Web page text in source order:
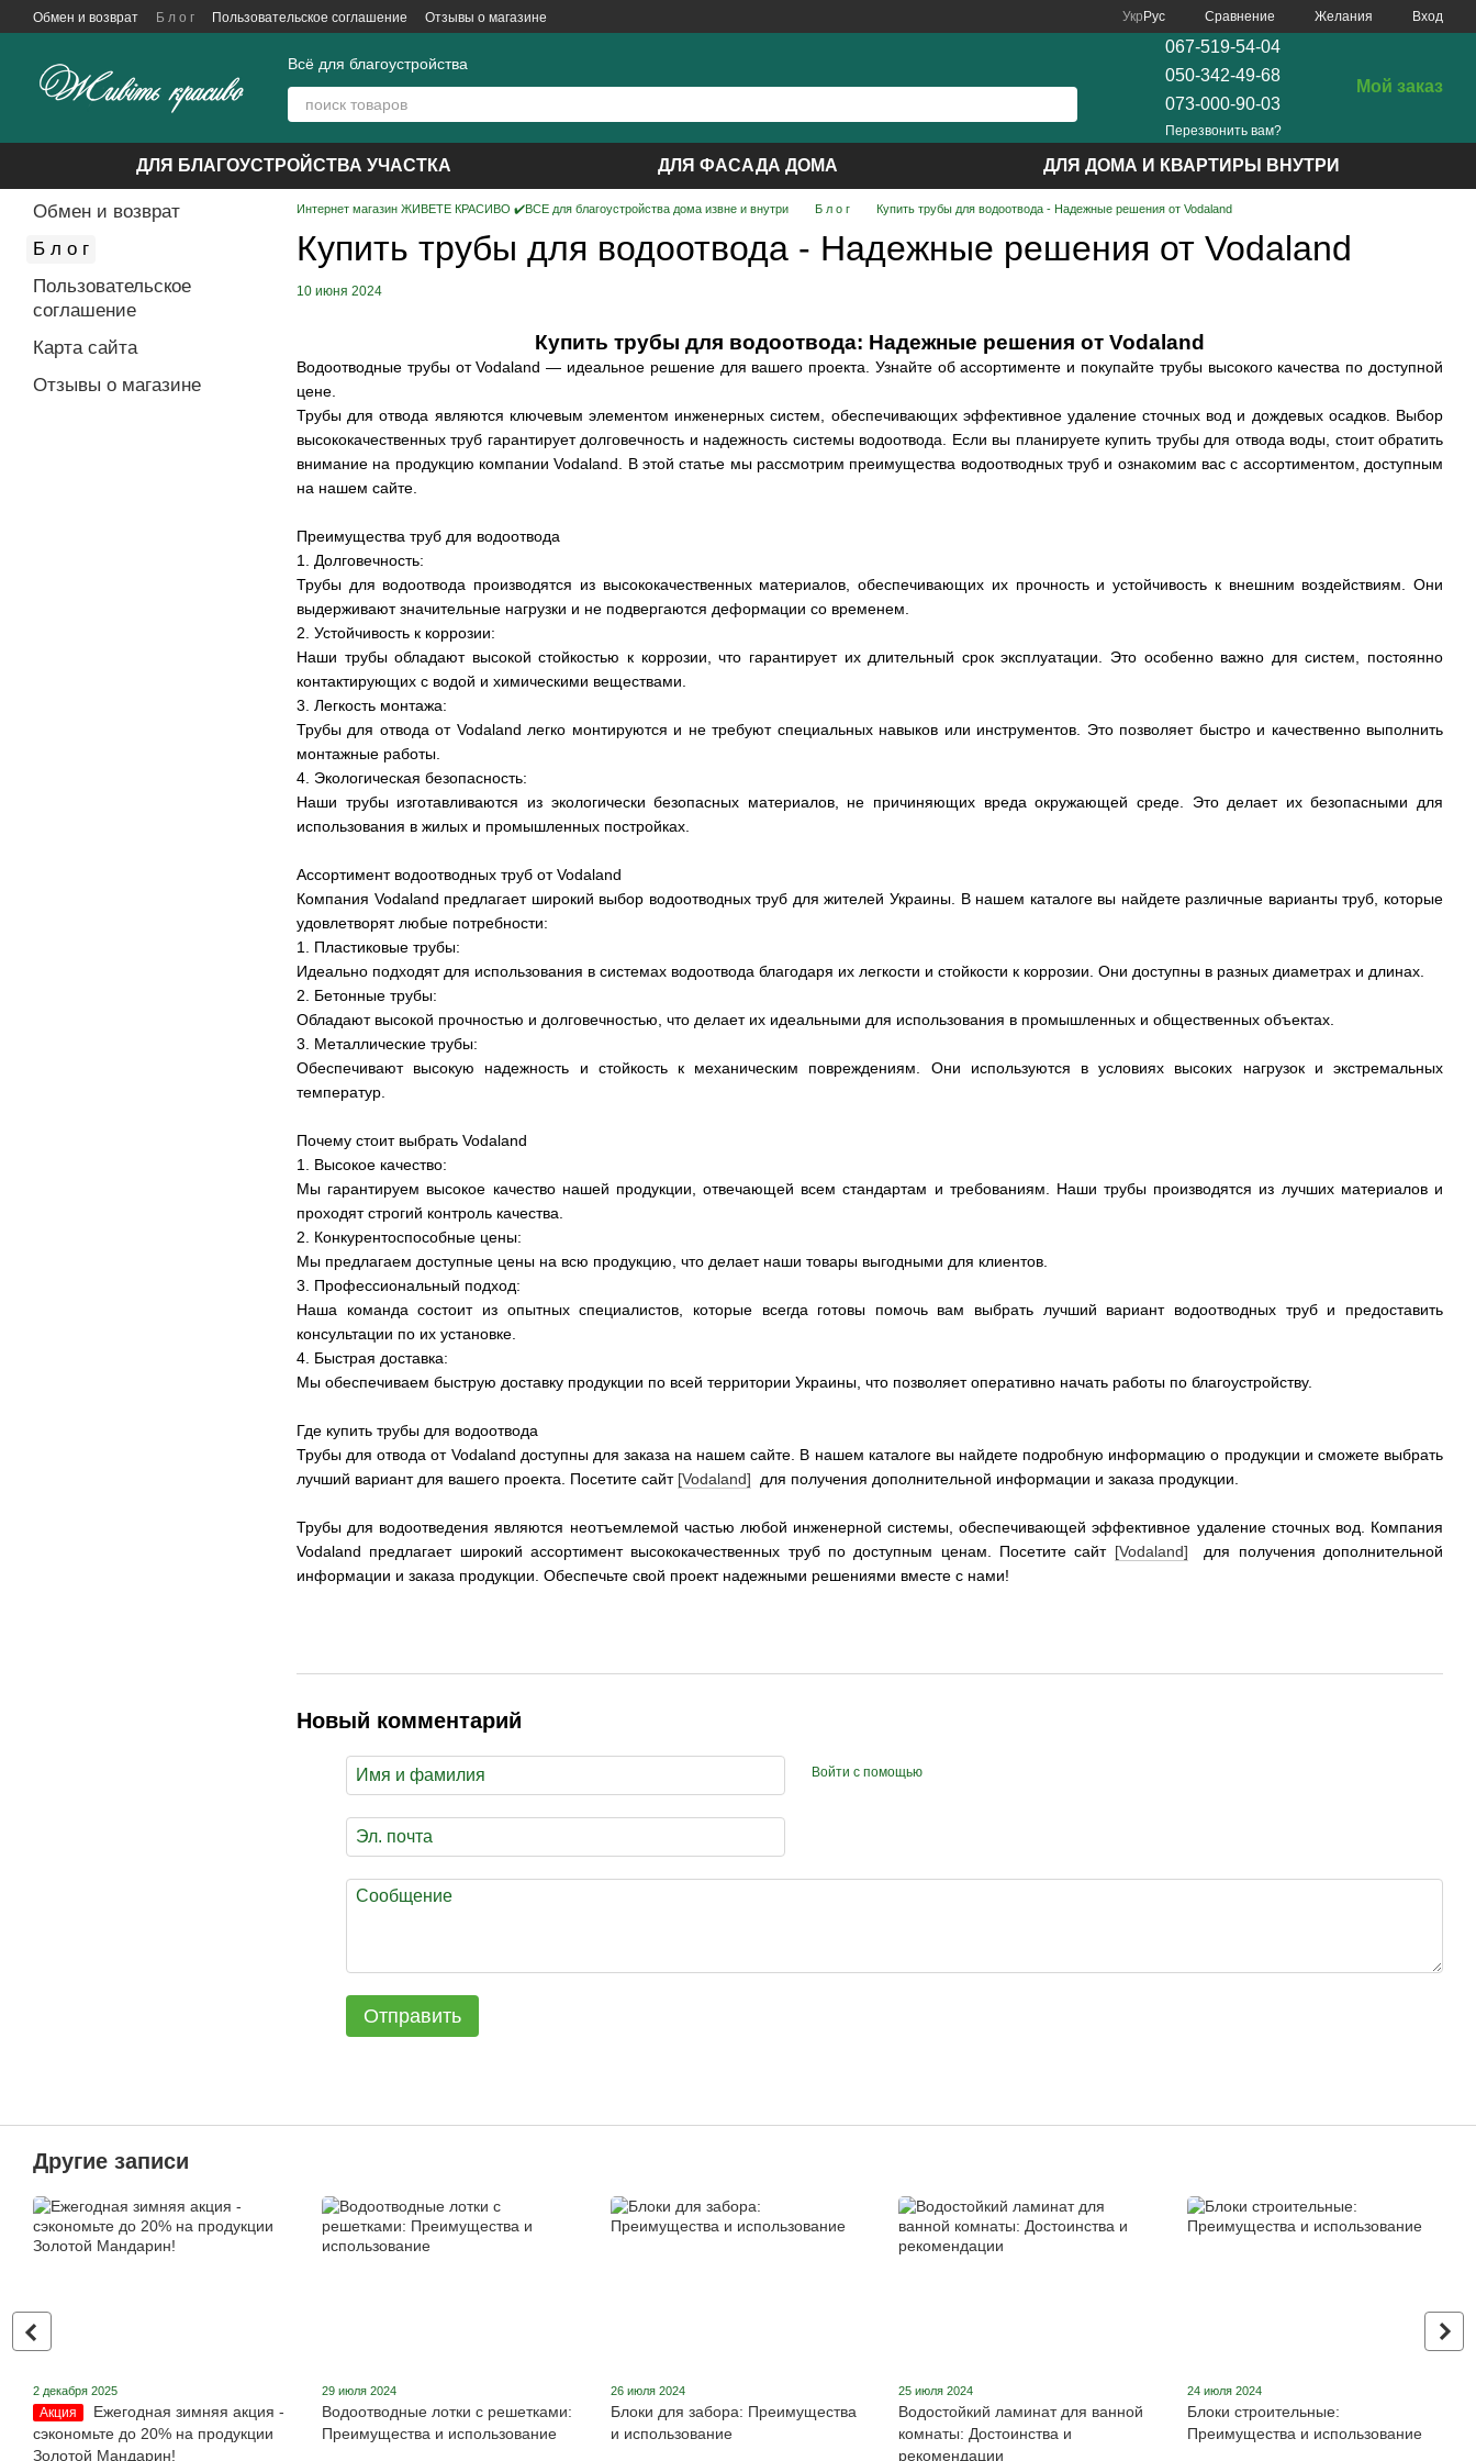
Перейти к основному контенту
Обмен и возврат Б л о г Пользовательское соглашение Отзывы о магазине Укр Рус Сравнение Желания Вход
Всё для благоустройства
067-519-54-04
050-342-49-68
073-000-90-03
Перезвонить вам?
Мой заказ
ДЛЯ БЛАГОУСТРОЙСТВА УЧАСТКА ДЛЯ ФАСАДА ДОМА ДЛЯ ДОМА И КВАРТИРЫ ВНУТРИ
Интернет магазин ЖИВЕТЕ КРАСИВО ✔️ВСЕ для благоустройства дома извне и внутри Б л о г Купить трубы для водоотвода - Надежные решения от Vodaland
Купить трубы для водоотвода - Надежные решения от Vodaland
10 июня 2024
Купить трубы для водоотвода: Надежные решения от Vodaland
Водоотводные трубы от Vodaland — идеальное решение для вашего проекта. Узнайте об ассортименте и покупайте трубы высокого качества по доступной
цене.
Трубы для отвода являются ключевым элементом инженерных систем, обеспечивающих эффективное удаление сточных вод и дождевых осадков. Выбор
высококачественных труб гарантирует долговечность и надежность системы водоотвода. Если вы планируете купить трубы для отвода воды, стоит обратить
внимание на продукцию компании Vodaland. В этой статье мы рассмотрим преимущества водоотводных труб и ознакомим вас с ассортиментом, доступным
на нашем сайте.
Преимущества труб для водоотвода
1. Долговечность:
Трубы для водоотвода производятся из высококачественных материалов, обеспечивающих их прочность и устойчивость к внешним воздействиям. Они
выдерживают значительные нагрузки и не подвергаются деформации со временем.
2. Устойчивость к коррозии:
Наши трубы обладают высокой стойкостью к коррозии, что гарантирует их длительный срок эксплуатации. Это особенно важно для систем, постоянно
контактирующих с водой и химическими веществами.
3. Легкость монтажа:
Трубы для отвода от Vodaland легко монтируются и не требуют специальных навыков или инструментов. Это позволяет быстро и качественно выполнить
монтажные работы.
4. Экологическая безопасность:
Наши трубы изготавливаются из экологически безопасных материалов, не причиняющих вреда окружающей среде. Это делает их безопасными для
использования в жилых и промышленных постройках.
Ассортимент водоотводных труб от Vodaland
Компания Vodaland предлагает широкий выбор водоотводных труб для жителей Украины. В нашем каталоге вы найдете различные варианты труб, которые
удовлетворят любые потребности:
1. Пластиковые трубы:
Идеально подходят для использования в системах водоотвода благодаря их легкости и стойкости к коррозии. Они доступны в разных диаметрах и длинах.
2. Бетонные трубы:
Обладают высокой прочностью и долговечностью, что делает их идеальными для использования в промышленных и общественных объектах.
3. Металлические трубы:
Обеспечивают высокую надежность и стойкость к механическим повреждениям. Они используются в условиях высоких нагрузок и экстремальных
температур.
Почему стоит выбрать Vodaland
1. Высокое качество:
Мы гарантируем высокое качество нашей продукции, отвечающей всем стандартам и требованиям. Наши трубы производятся из лучших материалов и
проходят строгий контроль качества.
2. Конкурентоспособные цены:
Мы предлагаем доступные цены на всю продукцию, что делает наши товары выгодными для клиентов.
3. Профессиональный подход:
Наша команда состоит из опытных специалистов, которые всегда готовы помочь вам выбрать лучший вариант водоотводных труб и предоставить
консультации по их установке.
4. Быстрая доставка:
Мы обеспечиваем быструю доставку продукции по всей территории Украины, что позволяет оперативно начать работы по благоустройству.
Где купить трубы для водоотвода
Трубы для отвода от Vodaland доступны для заказа на нашем сайте. В нашем каталоге вы найдете подробную информацию о продукции и сможете выбрать
лучший вариант для вашего проекта. Посетите сайт [Vodaland] для получения дополнительной информации и заказа продукции.
Трубы для водоотведения являются неотъемлемой частью любой инженерной системы, обеспечивающей эффективное удаление сточных вод. Компания
Vodaland предлагает широкий ассортимент высококачественных труб по доступным ценам. Посетите сайт [Vodaland] для получения дополнительной
информации и заказа продукции. Обеспечьте свой проект надежными решениями вместе с нами!
Новый комментарий
Войти с помощью
Отправить
Обмен и возврат
Б л о г
Пользовательское
соглашение
Карта сайта
Отзывы о магазине
Другие записи
2 декабря 2025
Акция
Ежегодная зимняя акция -
сэкономьте до 20% на продукции
Золотой Мандарин!
29 июля 2024
Водоотводные лотки с решетками:
Преимущества и использование
26 июля 2024
Блоки для забора: Преимущества
и использование
25 июля 2024
Водостойкий ламинат для ванной
комнаты: Достоинства и
рекомендации
24 июля 2024
Блоки строительные:
Преимущества и использование